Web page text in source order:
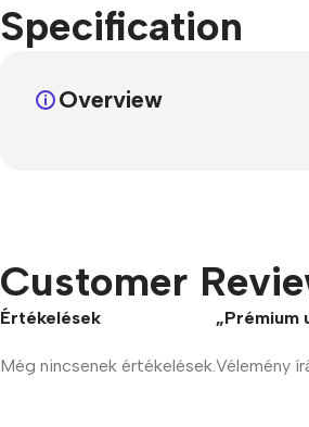
Specification
Overview
Customer
Értékelések
Még nincsenek értékelések.
„Prémium
Vélemény